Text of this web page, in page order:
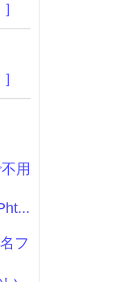
用
フ